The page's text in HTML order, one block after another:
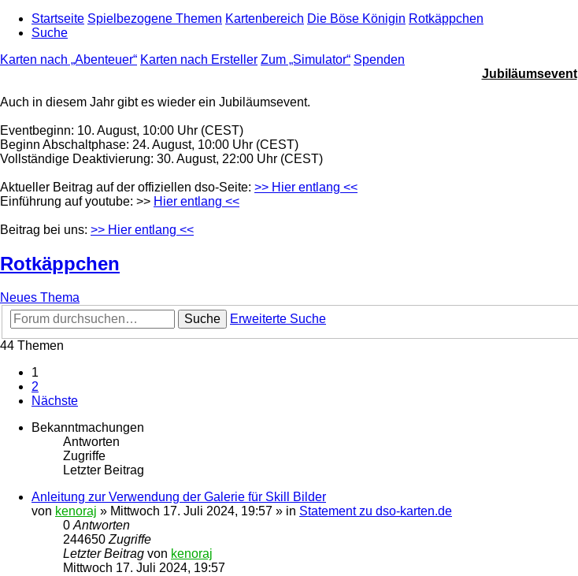
Startseite Spielbezogene Themen Kartenbereich Die Böse Königin Rotkäppchen
Suche
Karten nach „Abenteuer“ Karten nach Ersteller Zum „Simulator“ Spenden
Jubiläumsevent
Auch in diesem Jahr gibt es wieder ein Jubiläumsevent.
Eventbeginn: 10. August, 10:00 Uhr (CEST)
Beginn Abschaltphase: 24. August, 10:00 Uhr (CEST)
Vollständige Deaktivierung: 30. August, 22:00 Uhr (CEST)
Aktueller Beitrag auf der offiziellen dso-Seite: >> Hier entlang <<
Einführung auf youtube: >> Hier entlang <<
Beitrag bei uns: >> Hier entlang <<
Rotkäppchen
Neues Thema
Suche
Erweiterte Suche
44 Themen
1
2
Nächste
Bekanntmachungen
Antworten
Zugriffe
Letzter Beitrag
Anleitung zur Verwendung der Galerie für Skill Bilder
von kenoraj » Mittwoch 17. Juli 2024, 19:57 » in Statement zu dso-karten.de
0Antworten
244650Zugriffe
Letzter Beitrag von kenoraj
Mittwoch 17. Juli 2024, 19:57